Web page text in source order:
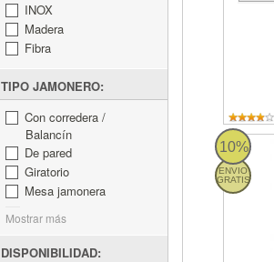
INOX
Madera
Fibra
TIPO JAMONERO:
Con corredera /
Balancín
De pared
Giratorio
Mesa jamonera
Mostrar más
DISPONIBILIDAD:
10%
ENVIO
GRATIS